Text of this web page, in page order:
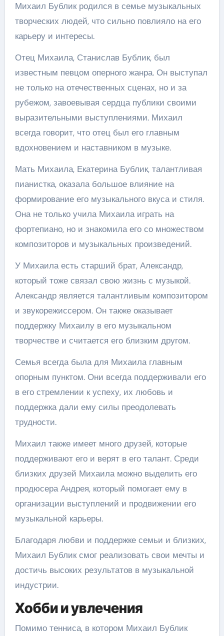
Михаил Бублик родился в семье музыкальных
творческих людей, что сильно повлияло на его
карьеру и интересы.
Отец Михаила, Станислав Бублик, был
известным певцом оперного жанра. Он выступал
не только на отечественных сценах, но и за
рубежом, завоевывая сердца публики своими
выразительными выступлениями. Михаил
всегда говорит, что отец был его главным
вдохновением и наставником в музыке.
Мать Михаила, Екатерина Бублик, талантливая
пианистка, оказала большое влияние на
формирование его музыкального вкуса и стиля.
Она не только учила Михаила играть на
фортепиано, но и знакомила его со множеством
композиторов и музыкальных произведений.
У Михаила есть старший брат, Александр,
который тоже связал свою жизнь с музыкой.
Александр является талантливым композитором
и звукорежиссером. Он также оказывает
поддержку Михаилу в его музыкальном
творчестве и считается его близким другом.
Семья всегда была для Михаила главным
опорным пунктом. Они всегда поддерживали его
в его стремлении к успеху, их любовь и
поддержка дали ему силы преодолевать
трудности.
Михаил также имеет много друзей, которые
поддерживают его и верят в его талант. Среди
близких друзей Михаила можно выделить его
продюсера Андрея, который помогает ему в
организации выступлений и продвижении его
музыкальной карьеры.
Благодаря любви и поддержке семьи и близких,
Михаил Бублик смог реализовать свои мечты и
достичь высоких результатов в музыкальной
индустрии.
Хобби и увлечения
Помимо тенниса, в котором Михаил Бублик